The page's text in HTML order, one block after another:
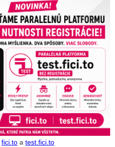
fici.to a test.fici.to